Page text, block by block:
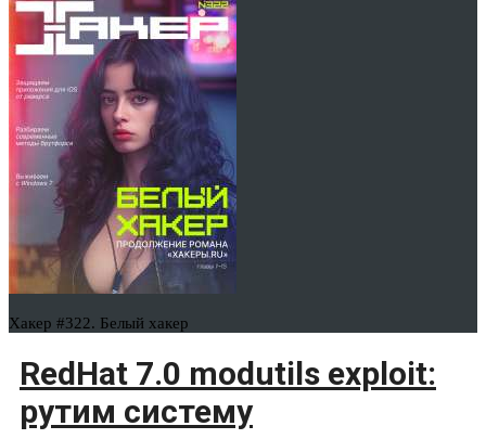
Хакер #322. Белый хакер
RedHat 7.0 modutils exploit:
рутим систему